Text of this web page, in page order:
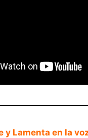
y Lamenta en la